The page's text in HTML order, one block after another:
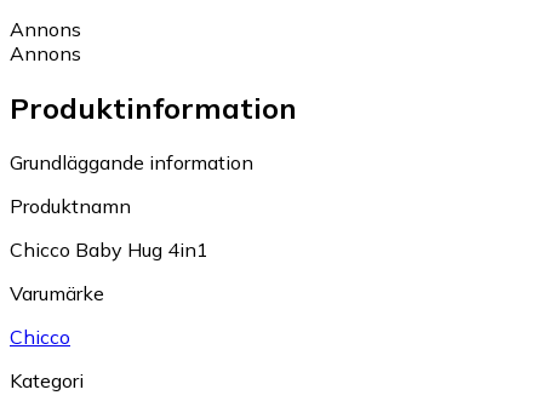
Annons
Annons
Produktinformation
Grundläggande information
Produktnamn
Chicco Baby Hug 4in1
Varumärke
Chicco
Kategori